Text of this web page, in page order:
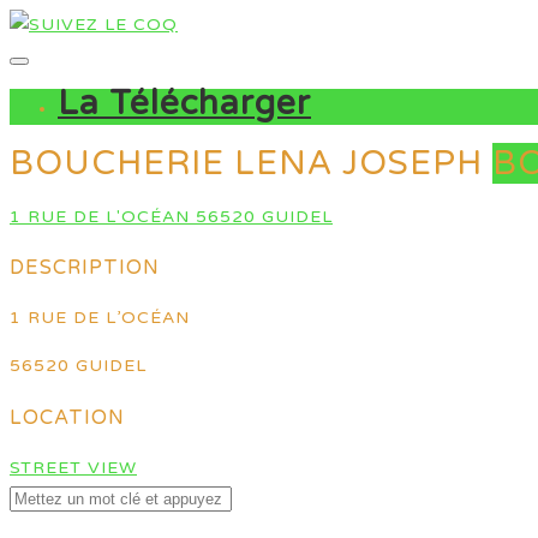
La Télécharger
BOUCHERIE LENA JOSEPH
1 RUE DE L'OCÉAN 56520 GUIDEL
DESCRIPTION
1 RUE DE L’OCÉAN
56520 GUIDEL
LOCATION
STREET VIEW